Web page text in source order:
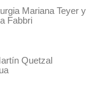
Mariana Teyer y
Fabbri
Quetzal